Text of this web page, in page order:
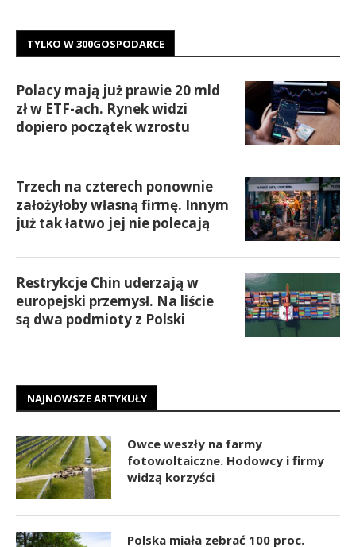
TYLKO W 300GOSPODARCE
Polacy mają już prawie 20 mld
zł w ETF-ach. Rynek widzi
dopiero początek wzrostu
Trzech na czterech ponownie
założyłoby własną firmę. Innym
już tak łatwo jej nie polecają
Restrykcje Chin uderzają w
europejski przemysł. Na liście
są dwa podmioty z Polski
NAJNOWSZE ARTYKUŁY
Owce weszły na farmy
fotowoltaiczne. Hodowcy i firmy
widzą korzyści
Polska miała zebrać 100 proc.